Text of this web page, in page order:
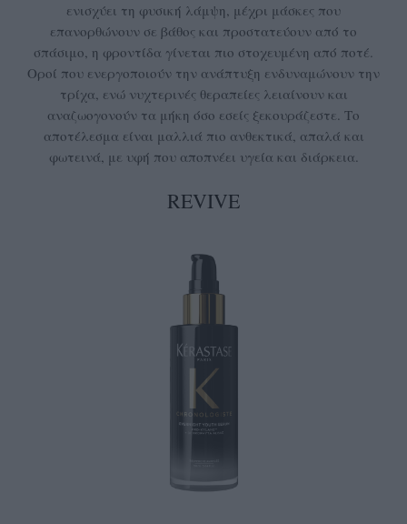
ενισχύει τη φυσική λάμψη, μέχρι μάσκες που
επανορθώνουν σε βάθος και προστατεύουν από το
σπάσιμο, η φροντίδα γίνεται πιο στοχευμένη από ποτέ.
Οροί που ενεργοποιούν την ανάπτυξη ενδυναμώνουν την
τρίχα, ενώ νυχτερινές θεραπείες λειαίνουν και
αναζωογονούν τα μήκη όσο εσείς ξεκουράζεστε. Το
αποτέλεσμα είναι μαλλιά πιο ανθεκτικά, απαλά και
φωτεινά, με υφή που αποπνέει υγεία και διάρκεια.
REVIVE